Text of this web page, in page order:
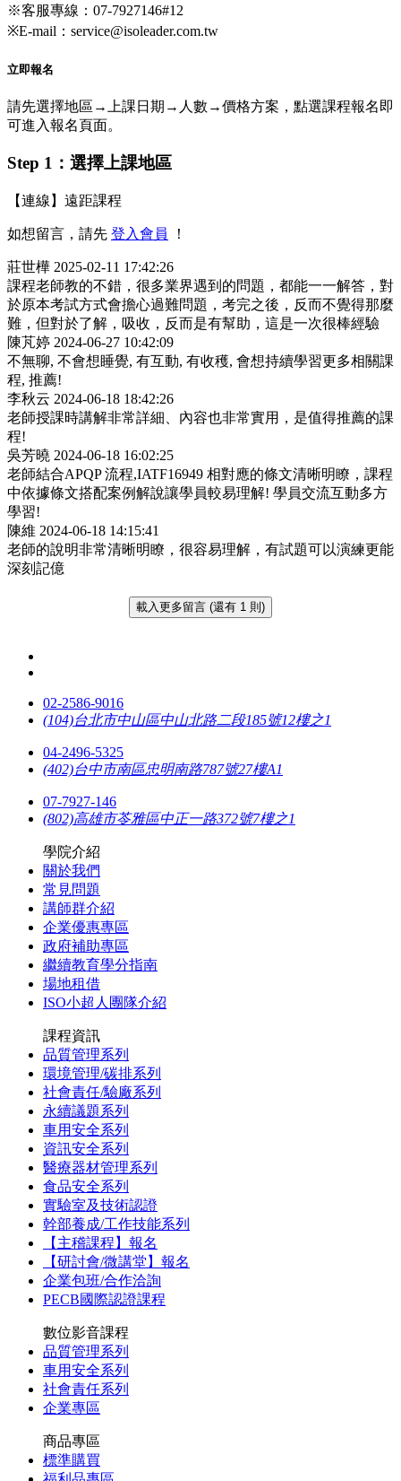
※客服專線：07-7927146#12
※E-mail：service@isoleader.com.tw
立即報名
請先選擇地區→上課日期→人數→價格方案，點選課程報名即
可進入報名頁面。
Step 1：選擇上課地區
【連線】遠距課程
如想留言，請先 登入會員 ！
莊世樺 2025-02-11 17:42:26
課程老師教的不錯，很多業界遇到的問題，都能一一解答，對
於原本考試方式會擔心過難問題，考完之後，反而不覺得那麼
難，但對於了解，吸收，反而是有幫助，這是一次很棒經驗
陳芃婷 2024-06-27 10:42:09
不無聊, 不會想睡覺, 有互動, 有收穫, 會想持續學習更多相關課
程, 推薦!
李秋云 2024-06-18 18:42:26
老師授課時講解非常詳細、內容也非常實用，是值得推薦的課
程!
吳芳曉 2024-06-18 16:02:25
老師結合APQP 流程,IATF16949 相對應的條文清晰明瞭，課程
中依據條文搭配案例解說讓學員較易理解! 學員交流互動多方
學習!
陳維 2024-06-18 14:15:41
老師的說明非常清晰明瞭，很容易理解，有試題可以演練更能
深刻記億
載入更多留言 (還有 1 則)
02-2586-9016
(104)台北市中山區中山北路二段185號12樓之1
04-2496-5325
(402)台中市南區忠明南路787號27樓A1
07-7927-146
(802)高雄市苓雅區中正一路372號7樓之1
學院介紹
關於我們
常見問題
講師群介紹
企業優惠專區
政府補助專區
繼續教育學分指南
場地租借
ISO小超人團隊介紹
課程資訊
品質管理系列
環境管理/碳排系列
社會責任/驗廠系列
永續議題系列
車用安全系列
資訊安全系列
醫療器材管理系列
食品安全系列
實驗室及技術認證
幹部養成/工作技能系列
【主稽課程】報名
【研討會/微講堂】報名
企業包班/合作洽詢
PECB國際認證課程
數位影音課程
品質管理系列
車用安全系列
社會責任系列
企業專區
商品專區
標準購買